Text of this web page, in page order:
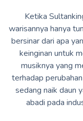
Ketika
warisannya hanya
bersinar dari apa
keinginan untuk
musiknya yang
terhadap
sedang naik daun
abadi pada